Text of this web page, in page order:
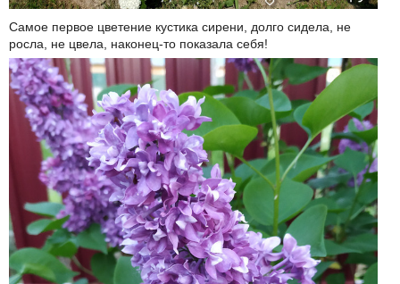
Самое первое цветение кустика сирени, долго сидела, не
росла, не цвела, наконец-то показала себя!